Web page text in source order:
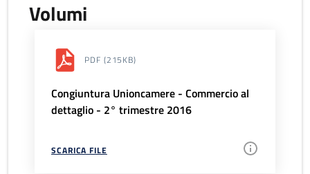
Volumi
PDF (215KB)
Congiuntura Unioncamere - Commercio al
dettaglio - 2° trimestre 2016
SCARICA FILE